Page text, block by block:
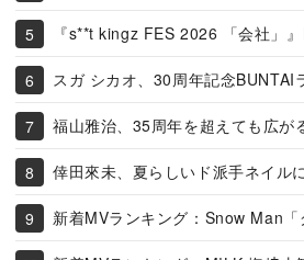
『s**t kingz FES 2026 「会社」
スガ シカオ、30周年記念BUNTAI
福山雅治、35周年を超えても広が
倖田來未、夏らしいド派手ネイル
新着MVランキング：Snow Man「